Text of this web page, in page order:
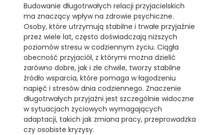
Budowanie długotrwałych relacji przyjacielskich
ma znaczący wpływ na zdrowie psychiczne.
Osoby, które utrzymują stabilne i trwałe przyjaźnie
przez wiele lat, często doświadczają niższych
poziomów stresu w codziennym życiu. Ciągła
obecność przyjaciół, z którymi można dzielić
zarówno dobre, jak i złe chwile, tworzy stabilne
źródło wsparcia, które pomaga w łagodzeniu
napięć i stresów dnia codziennego. Znaczenie
długotrwałych przyjaźni jest szczególnie widoczne
w sytuacjach życiowych wymagających
adaptacji, takich jak zmiana pracy, przeprowadzka
czy osobiste kryzysy.